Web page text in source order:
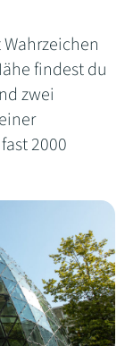
findest du
zwei
2000